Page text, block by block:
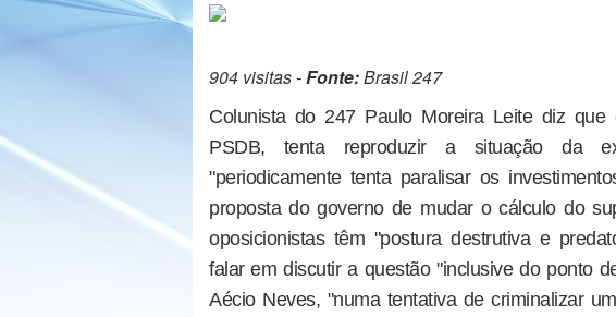
904 visitas -Fonte:Brasil 247
Colunista do 247 Paulo Moreira Leite diz que
PSDB, tenta reproduzir a situação da
"periodicamente tenta paralisar os
proposta do governo de mudar o cálculo do
oposicionistas têm "postura destrutiva e
falar em discutir a questão "inclusive do ponto
Aécio Neves, "numa tentativa de criminalizar